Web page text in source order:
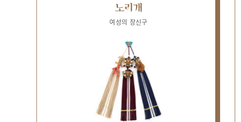
노리개
여성의 장신구